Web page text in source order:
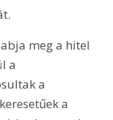
meg a hitel
a
a
a